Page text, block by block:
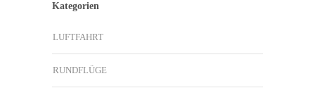
Kategorien
LUFTFAHRT
RUNDFLÜGE